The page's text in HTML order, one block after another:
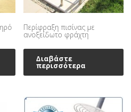
Περίφραξη πισίνας με
ανοξείδωτο φράχτη
Διαβάστε
περισσότερα